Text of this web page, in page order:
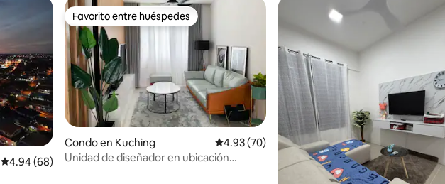
Calificación promedio: 4.94 de 5, 68 reseñas
4.94 (68)
Favorito entre huéspedes
Favorito entre huéspedes
Condo en Kuching Calificación promedio: 4.93 de 5, 70 reseñas
4.93 (70)
Unidad de diseñador en ubicación